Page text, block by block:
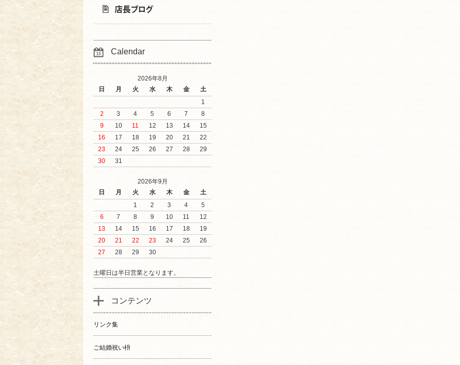
Calendar
2026年8月
日
月 火 水 木 金
土
1
2
3 4 5 6 7
8
9
10 11 12 13 14
15
16
17 18 19 20 21
22
23
24 25 26 27 28
29
30
31
2026年9月
日
月 火 水 木 金
土
1
2 3 4
5
6
7 8 9 10 11
12
13
14 15 16 17 18
19
20
21 22 23 24 25
26
27
28 29 30
土曜日は半日営業となります。
コンテンツ
リンク集
ご結婚祝い枡